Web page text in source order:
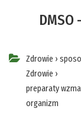
Zdrowie ›
Zdrowie ›
preparaty
organizm